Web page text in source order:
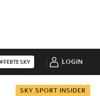
SKY LOGIN
SKY SPORT INSIDER